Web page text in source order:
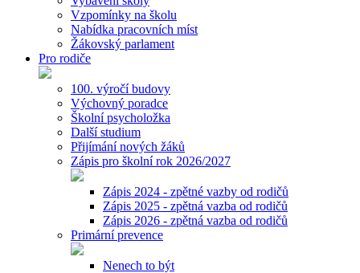
Vzpomínky na školu
Nabídka pracovních míst
Žákovský parlament
Pro rodiče
100. výročí budovy
Výchovný poradce
Školní psycholožka
Další studium
Přijímání nových žáků
Zápis pro školní rok 2026/2027
Zápis 2024 - zpětné vazby od rodičů
Zápis 2025 - zpětná vazba od rodičů
Zápis 2026 - zpětná vazba od rodičů
Primární prevence
Nenech to být